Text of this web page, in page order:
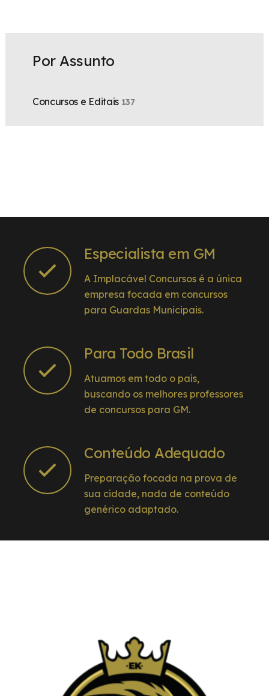
Por Assunto
Concursos e Editais 137
Especialista em GM
A Implacável Concursos é a única
empresa focada em concursos
para Guardas Municipais.
Para Todo Brasil
Atuamos em todo o país,
buscando os melhores professores
de concursos para GM.
Conteúdo Adequado
Preparação focada na prova de
sua cidade, nada de conteúdo
genérico adaptado.